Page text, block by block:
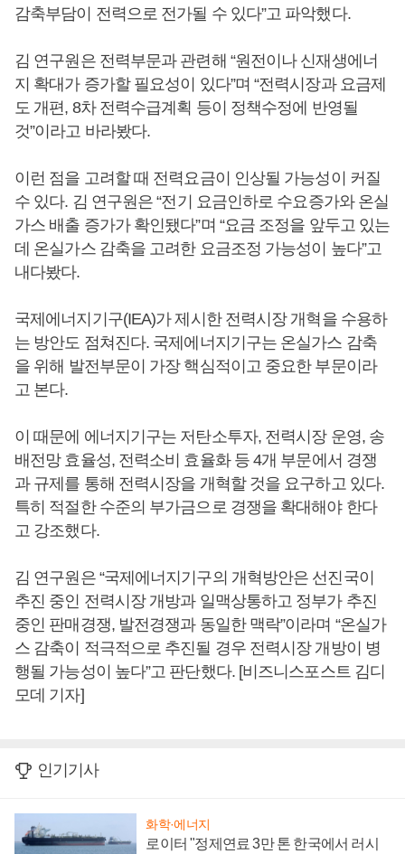
감축부담이 전력으로 전가될 수 있다”고 파악했다.
김 연구원은 전력부문과 관련해 “원전이나 신재생에너
지 확대가 증가할 필요성이 있다”며 “전력시장과 요금제
도 개편, 8차 전력수급계획 등이 정책수정에 반영될
것”이라고 바라봤다.
이런 점을 고려할 때 전력요금이 인상될 가능성이 커질
수 있다. 김 연구원은 “전기 요금인하로 수요증가와 온실
가스 배출 증가가 확인됐다”며 “요금 조정을 앞두고 있는
데 온실가스 감축을 고려한 요금조정 가능성이 높다”고
내다봤다.
국제에너지기구(IEA)가 제시한 전력시장 개혁을 수용하
는 방안도 점쳐진다. 국제에너지기구는 온실가스 감축
을 위해 발전부문이 가장 핵심적이고 중요한 부문이라
고 본다.
이 때문에 에너지기구는 저탄소투자, 전력시장 운영, 송
배전망 효율성, 전력소비 효율화 등 4개 부문에서 경쟁
과 규제를 통해 전력시장을 개혁할 것을 요구하고 있다.
특히 적절한 수준의 부가금으로 경쟁을 확대해야 한다
고 강조했다.
김 연구원은 “국제에너지기구의 개혁방안은 선진국이
추진 중인 전력시장 개방과 일맥상통하고 정부가 추진
중인 판매경쟁, 발전경쟁과 동일한 맥락”이라며 “온실가
스 감축이 적극적으로 추진될 경우 전력시장 개방이 병
행될 가능성이 높다”고 판단했다. [비즈니스포스트 김디
모데 기자]
인기기사
화학·에너지
로이터 "정제연료 3만 톤 한국에서 러시